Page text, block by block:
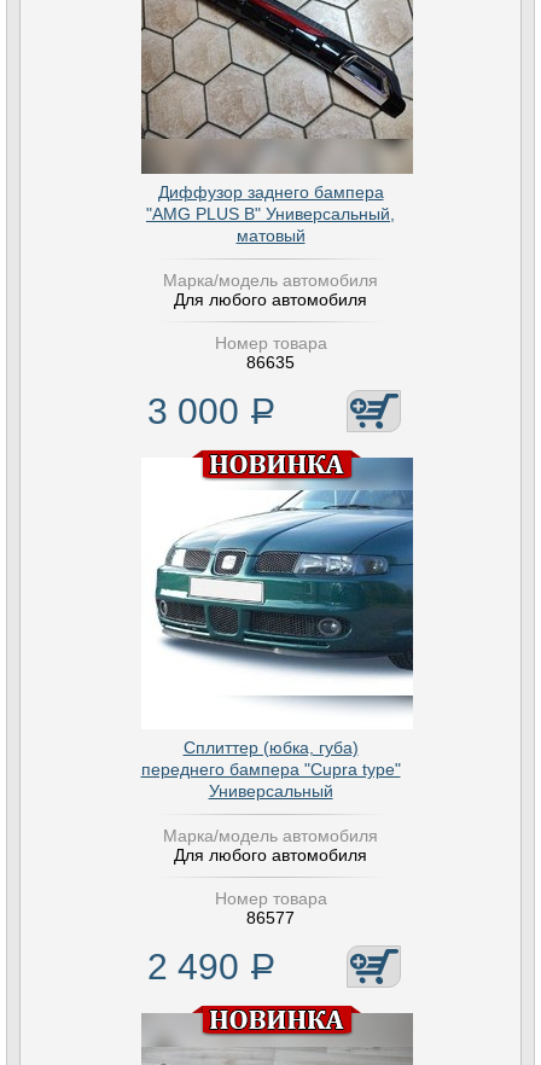
Диффузор заднего бампера
"AMG PLUS B" Универсальный,
матовый
Марка/модель автомобиля
Для любого автомобиля
Номер товара
86635
3 000 Р
Сплиттер (юбка, губа)
переднего бампера "Cupra type"
Универсальный
Марка/модель автомобиля
Для любого автомобиля
Номер товара
86577
2 490 Р